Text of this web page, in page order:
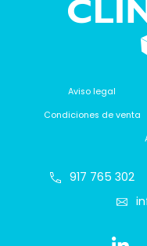
Aviso legal
Condiciones de venta
917 765 302